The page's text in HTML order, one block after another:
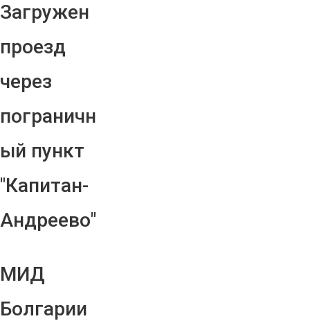
Загружен
проезд
через
пограничн
ый пункт
"Капитан-
Андреево"
МИД
Болгарии